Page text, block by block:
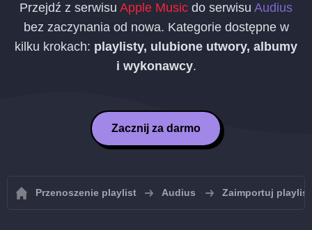
Przejdź z serwisu Apple Music do serwisu Audius
bez zaczynania od nowa. Kategorie dostępne w
kilku krokach: playlisty, ulubione utwory, albumy
i wykonawcy.
Zacznij za darmo
Przenoszenie playlist Audius Zaimportuj